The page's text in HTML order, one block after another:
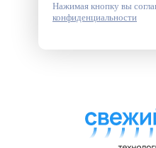
Нажимая кнопку вы
конфиденциальности